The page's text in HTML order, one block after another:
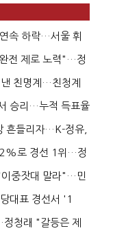
속 하락…서울 휘
전 제로 노력"…정
친명계…친청계
승리…누적 득표율
흔들리자…K-정유,
로 경선 1위…정
중잣대 말라"…민
...
대표 경선서 '1
청래 "갈등은 제